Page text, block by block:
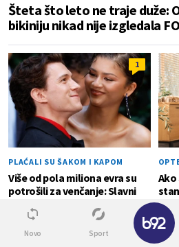
Šteta što leto ne traje duže:
bikiniju nikad nije izgledala
1
PLAĆALI SU ŠAKOM I KAPOM
Više od pola miliona evra su
potrošili za venčanje: Slavni
ljubavi FOTO
Novo Sport
✕